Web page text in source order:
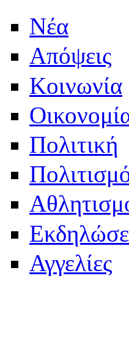
Νέα
Απόψεις
Κοινωνία
Πολιτική
Αγγελίες